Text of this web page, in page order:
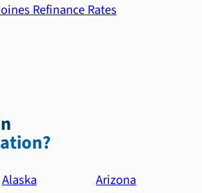
Refinance Rates
Alaska
Arizona